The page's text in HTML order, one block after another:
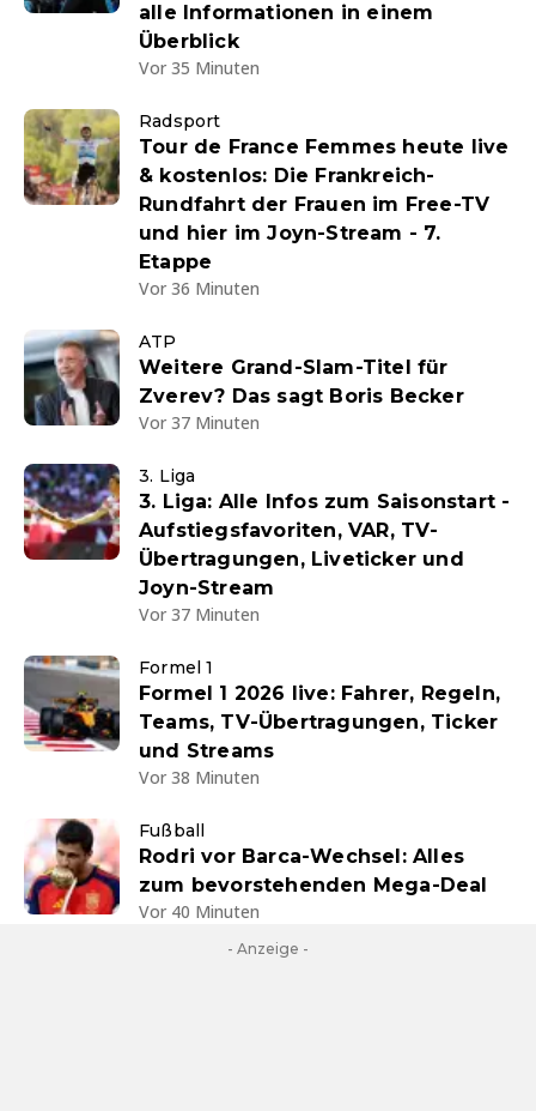
alle Informationen in einem
Überblick
Vor 35 Minuten
Radsport
Tour de France Femmes heute live
& kostenlos: Die Frankreich-
Rundfahrt der Frauen im Free-TV
und hier im Joyn-Stream - 7.
Etappe
Vor 36 Minuten
ATP
Weitere Grand-Slam-Titel für
Zverev? Das sagt Boris Becker
Vor 37 Minuten
3. Liga
3. Liga: Alle Infos zum Saisonstart -
Aufstiegsfavoriten, VAR, TV-
Übertragungen, Liveticker und
Joyn-Stream
Vor 37 Minuten
Formel 1
Formel 1 2026 live: Fahrer, Regeln,
Teams, TV-Übertragungen, Ticker
und Streams
Vor 38 Minuten
Fußball
Rodri vor Barca-Wechsel: Alles
zum bevorstehenden Mega-Deal
Vor 40 Minuten
- Anzeige -